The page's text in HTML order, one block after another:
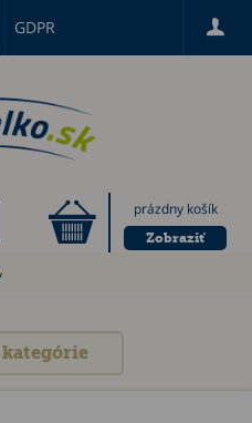
GDPR
prázdny košík
Zobraziť